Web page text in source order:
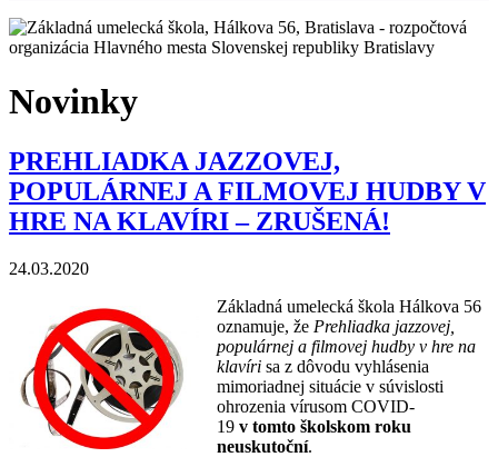
Novinky
PREHLIADKA JAZZOVEJ,
POPULÁRNEJ A FILMOVEJ HUDBY V
HRE NA KLAVÍRI – ZRUŠENÁ!
24.03.2020
Základná umelecká škola Hálkova 56
oznamuje, že Prehliadka jazzovej,
populárnej a filmovej hudby v hre na
klavíri sa z dôvodu vyhlásenia
mimoriadnej situácie v súvislosti
ohrozenia vírusom COVID-
19 v tomto školskom roku
neuskutoční.